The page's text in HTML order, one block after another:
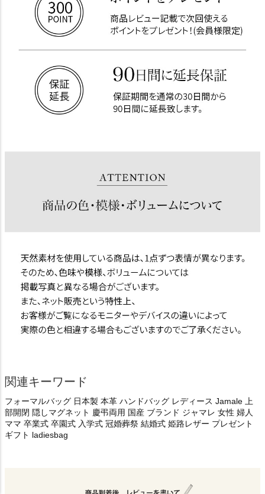
関連キーワード
フォーマルバッグ 日本製 本革 ハンドバッグ レディース Jamale 上
部開閉 隠しマグネット 慶弔両用 国産 ブランド ジャマレ 女性 婦人
ママ 卒業式 卒園式 入学式 冠婚葬祭 結婚式 姫路レザー プレゼント
ギフト ladiesbag